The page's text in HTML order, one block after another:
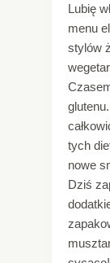
Lubię
menu
stylów
tych
nowe
Dziś